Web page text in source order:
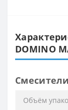
DOMINO
Объём